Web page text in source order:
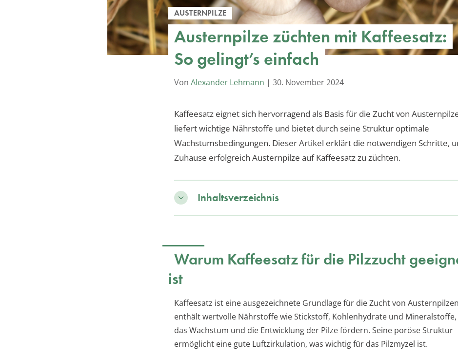
AUSTERNPILZE
Austernpilze züchten mit Kaffeesatz:
So gelingt’s einfach
Von Alexander Lehmann | 30. November 2024
Kaffeesatz eignet sich hervorragend als Basis für die Zucht von
liefert wichtige Nährstoffe und bietet durch seine Struktur optimale
Wachstumsbedingungen. Dieser Artikel erklärt die notwendigen Schritte,
Zuhause erfolgreich Austernpilze auf Kaffeesatz zu züchten.
Inhaltsverzeichnis
Warum Kaffeesatz für die Pilzzucht
ist
Kaffeesatz ist eine ausgezeichnete Grundlage für die Zucht von
enthält wertvolle Nährstoffe wie Stickstoff, Kohlenhydrate und
das Wachstum und die Entwicklung der Pilze fördern. Seine poröse Struktur
ermöglicht eine gute Luftzirkulation, was wichtig für das Pilzmyzel ist.